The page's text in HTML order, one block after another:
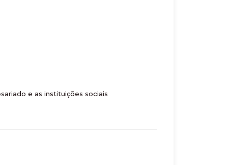
e as instituições sociais